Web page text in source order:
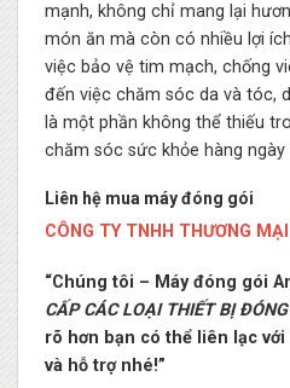
mạnh, không chỉ mang lại
món ăn mà còn có nhiều lợi
việc bảo vệ tim mạch, chống
đến việc chăm sóc da và tóc,
là một phần không thể thiếu
chăm sóc sức khỏe hàng ngày
Liên hệ mua máy đóng gói
CÔNG TY TNHH THƯƠNG
“Chúng tôi – Máy đóng gói
CẤP CÁC LOẠI THIẾT BỊ
rõ hơn bạn có thể liên lạc
và hỗ trợ nhé!”